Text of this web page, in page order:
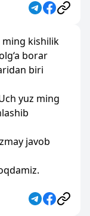
ming kishilik
borar
biri
yuz ming
javob